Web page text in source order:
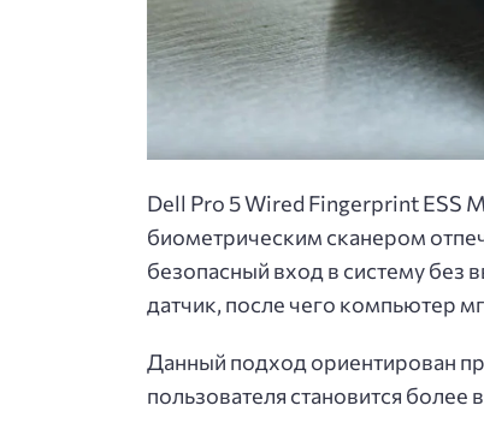
Dell Pro 5 Wired Fingerprint ESS
биометрическим сканером
безопасный вход в систему без
датчик, после чего компьютер
Данный подход ориентирован
пользователя становится более